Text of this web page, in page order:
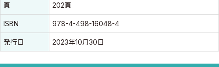
頁 202頁
ISBN 978-4-498-16048-4
発行日 2023年10月30日